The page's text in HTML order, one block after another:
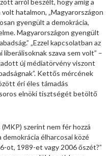
arról beszélt, hogy amíg a
hatalmon, „Magyarországon
gyengült a demokrácia,
Magyarországon gyengült
„Ezzel kapcsolatban az
szava sem volt” –
új médiatörvény viszont
Kettős mércének
éri éles támadás
elnöki tisztségét betöltő
szerint nem fér hozzá
élharcosai közé
ot, 1989-et vagy 2006 őszét?”